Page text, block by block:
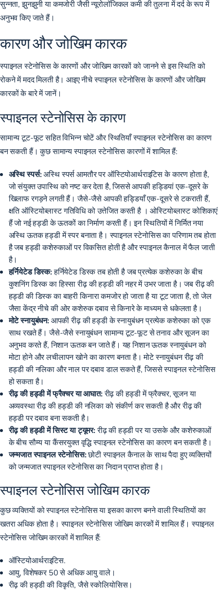
सुन्नता, झुनझुनी या कमजोरी जैसी न्यूरोलॉजिकल कमी की तुलना में दर्द के रूप में
अनुभव किए जाते हैं।
कारण और जोखिम कारक
स्पाइनल स्टेनोसिस के कारणों और जोखिम कारकों को जानने से इस स्थिति को
रोकने में मदद मिलती है। आइए नीचे स्पाइनल स्टेनोसिस के कारणों और जोखिम
कारकों के बारे में जानें।
स्पाइनल स्टेनोसिस के कारण
सामान्य टूट-फूट सहित विभिन्न चोटें और स्थितियाँ स्पाइनल स्टेनोसिस का कारण
बन सकती हैं। कुछ सामान्य स्पाइनल स्टेनोसिस कारणों में शामिल हैं:
अस्थि स्पर्स:अस्थि स्पर्स आमतौर पर ऑस्टियोआर्थराइटिस के कारण होता है,
जो संयुक्त उपास्थि को नष्ट कर देता है, जिससे आपकी हड्डियां एक-दूसरे के
खिलाफ रगड़ने लगती हैं। जैसे-जैसे आपकी हड्डियाँ एक-दूसरे से टकराती हैं,
क्षति ऑस्टियोब्लास्ट गतिविधि को उत्तेजित करती है। ओस्टियोब्लास्ट कोशिकाएं
हैं जो नई हड्डी के ऊतकों का निर्माण करती हैं। इन स्थितियों में निर्मित नया
अस्थि ऊतक हड्डी में स्पर बनाता है। स्पाइनल स्टेनोसिस का परिणाम तब होता
है जब हड्डी कशेरुकाओं पर विकसित होती है और स्पाइनल कैनाल में फैल जाती
है।
हर्नियेटेड डिस्क:हर्नियेटेड डिस्क तब होती है जब प्रत्येक कशेरुका के बीच
कुशनिंग डिस्क का हिस्सा रीढ़ की हड्डी की नहर में उभर जाता है। जब रीढ़ की
हड्डी की डिस्क का बाहरी किनारा कमजोर हो जाता है या टूट जाता है, तो जेल
जैसा केंद्र नीचे की ओर कशेरुक दबाव से किनारे के माध्यम से धकेलता है।
मोटे स्नायुबंधन:आपकी रीढ़ की हड्डी के स्नायुबंधन प्रत्येक कशेरुका को एक
साथ रखते हैं। जैसे-जैसे स्नायुबंधन सामान्य टूट-फूट से तनाव और सूजन का
अनुभव करते हैं, निशान ऊतक बन जाते हैं। यह निशान ऊतक स्नायुबंधन को
मोटा होने और लचीलापन खोने का कारण बनता है। मोटे स्नायुबंधन रीढ़ की
हड्डी की नलिका और नाल पर दबाव डाल सकते हैं, जिससे स्पाइनल स्टेनोसिस
हो सकता है।
रीढ़ की हड्डी में फ्रैक्चर या आघात:रीढ़ की हड्डी में फ्रैक्चर, सूजन या
अव्यवस्था रीढ़ की हड्डी की नलिका को संकीर्ण कर सकती है और रीढ़ की
हड्डी पर दबाव बना सकती है।
रीढ़ की हड्डी में सिस्ट या ट्यूमर:रीढ़ की हड्डी पर या उसके और कशेरुकाओं
के बीच सौम्य या कैंसरयुक्त वृद्धि स्पाइनल स्टेनोसिस का कारण बन सकती है।
जन्मजात स्पाइनल स्टेनोसिस:छोटी स्पाइनल कैनाल के साथ पैदा हुए व्यक्तियों
को जन्मजात स्पाइनल स्टेनोसिस का निदान प्राप्त होता है।
स्पाइनल स्टेनोसिस जोखिम कारक
कुछ व्यक्तियों को स्पाइनल स्टेनोसिस या इसका कारण बनने वाली स्थितियों का
खतरा अधिक होता है। स्पाइनल स्टेनोसिस जोखिम कारकों में शामिल हैं। स्पाइनल
स्टेनोसिस जोखिम कारकों में शामिल हैं:
ऑस्टियोआर्थराइटिस.
आयु, विशेषकर 50 से अधिक आयु वाले।
रीढ़ की हड्डी की विकृति, जैसे स्कोलियोसिस।